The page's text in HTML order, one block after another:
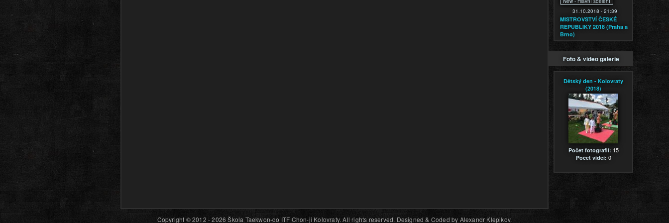
31.10.2018 - 21:39
MISTROVSTVÍ ČESKÉ
REPUBLIKY 2018 (Praha a
Brno)
Foto & video galerie
Dětský den - Kolovraty
(2018)
Počet fotografií: 15
Počet videí: 0
Copyright © 2012 - 2026 Škola Taekwon-do ITF Chon-ji Kolovraty. All rights reserved. Designed & Coded by Alexandr Klepikov.